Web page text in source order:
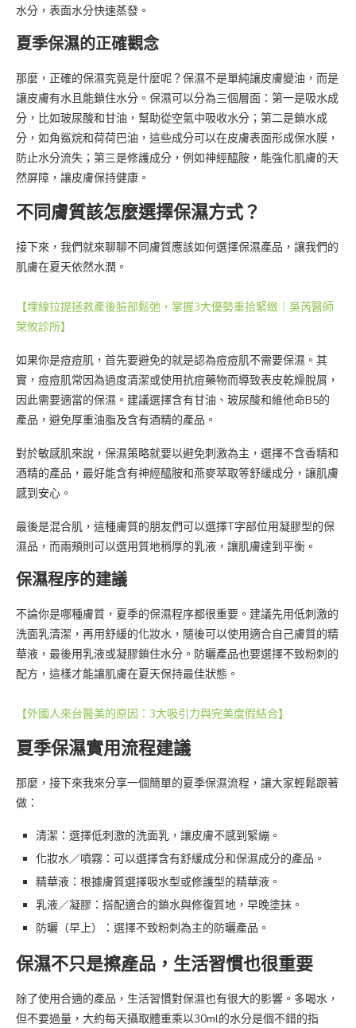
水分，表面水分快速蒸發。
夏季保濕的正確觀念
那麼，正確的保濕究竟是什麼呢？保濕不是單純讓皮膚變油，而是
讓皮膚有水且能鎖住水分。保濕可以分為三個層面：第一是吸水成
分，比如玻尿酸和甘油，幫助從空氣中吸收水分；第二是鎖水成
分，如角鯊烷和荷荷巴油，這些成分可以在皮膚表面形成保水膜，
防止水分流失；第三是修護成分，例如神經醯胺，能強化肌膚的天
然屏障，讓皮膚保持健康。
不同膚質該怎麼選擇保濕方式？
接下來，我們就來聊聊不同膚質應該如何選擇保濕產品，讓我們的
肌膚在夏天依然水潤。
【埋線拉提拯救產後臉部鬆弛，掌握3大優勢重拾緊緻｜吳芮醫師
萊攸診所】
如果你是痘痘肌，首先要避免的就是認為痘痘肌不需要保濕。其
實，痘痘肌常因為過度清潔或使用抗痘藥物而導致表皮乾燥脫屑，
因此需要適當的保濕。建議選擇含有甘油、玻尿酸和維他命B5的
產品，避免厚重油脂及含有酒精的產品。
對於敏感肌來說，保濕策略就要以避免刺激為主，選擇不含香精和
酒精的產品，最好能含有神經醯胺和燕麥萃取等舒緩成分，讓肌膚
感到安心。
最後是混合肌，這種膚質的朋友們可以選擇T字部位用凝膠型的保
濕品，而兩頰則可以選用質地稍厚的乳液，讓肌膚達到平衡。
保濕程序的建議
不論你是哪種膚質，夏季的保濕程序都很重要。建議先用低刺激的
洗面乳清潔，再用舒緩的化妝水，隨後可以使用適合自己膚質的精
華液，最後用乳液或凝膠鎖住水分。防曬產品也要選擇不致粉刺的
配方，這樣才能讓肌膚在夏天保持最佳狀態。
【外國人來台醫美的原因：3大吸引力與完美度假結合】
夏季保濕實用流程建議
那麼，接下來我來分享一個簡單的夏季保濕流程，讓大家輕鬆跟著
做：
清潔：選擇低刺激的洗面乳，讓皮膚不感到緊繃。
化妝水／噴霧：可以選擇含有舒緩成分和保濕成分的產品。
精華液：根據膚質選擇吸水型或修護型的精華液。
乳液／凝膠：搭配適合的鎖水與修復質地，早晚塗抹。
防曬（早上）：選擇不致粉刺為主的防曬產品。
保濕不只是擦產品，生活習慣也很重要
除了使用合適的產品，生活習慣對保濕也有很大的影響。多喝水，
但不要過量，大約每天攝取體重乘以30ml的水分是個不錯的指